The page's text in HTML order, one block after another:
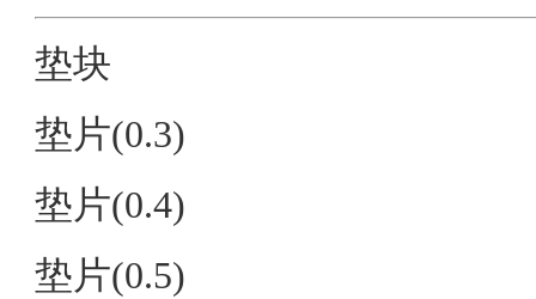
垫块
垫片(0.3)
垫片(0.4)
垫片(0.5)